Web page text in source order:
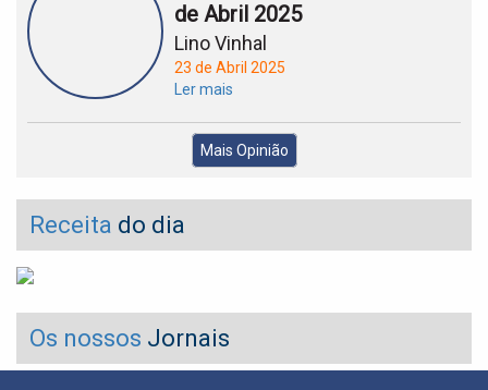
de Abril 2025
Lino Vinhal
23 de Abril 2025
Ler mais
Mais Opinião
Receita do dia
Os nossos Jornais